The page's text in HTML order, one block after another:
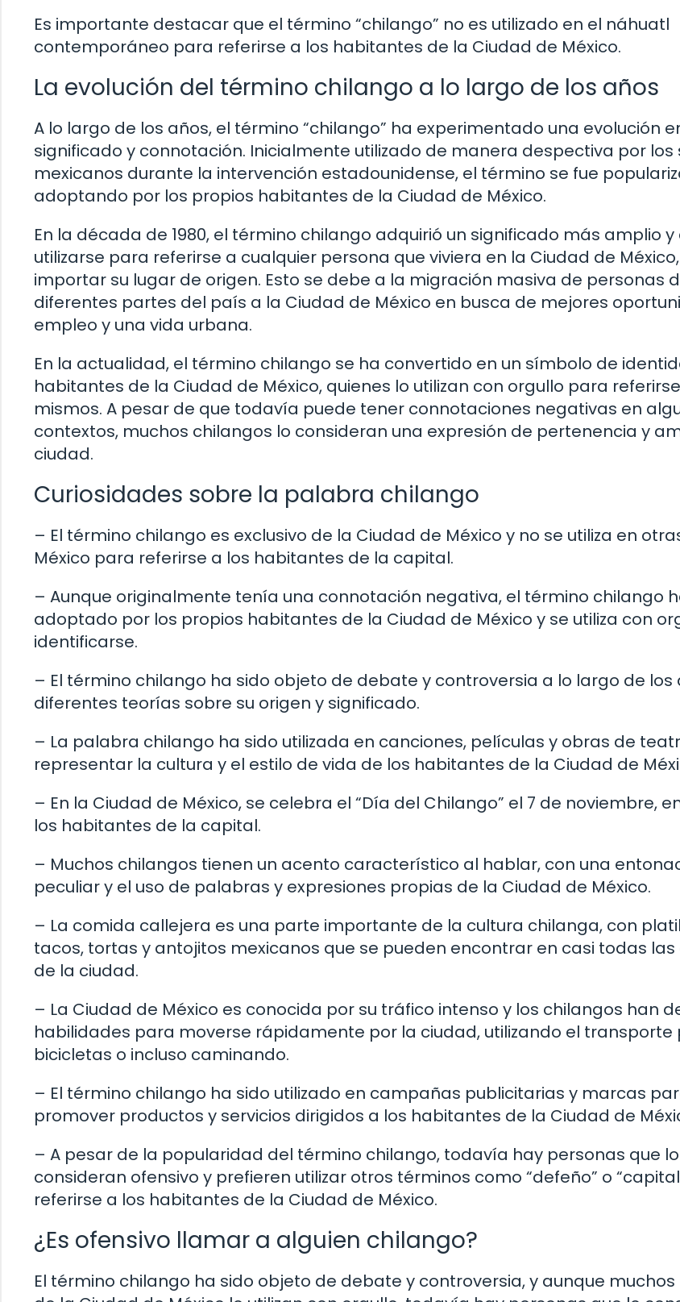
Es importante destacar que el término “chilango” no es utilizado en el náhuatl
contemporáneo para referirse a los habitantes de la Ciudad de México.
La evolución del término chilango a lo largo de los años
A lo largo de los años, el término “chilango” ha experimentado una evolución
significado y connotación. Inicialmente utilizado de manera despectiva por los
mexicanos durante la intervención estadounidense, el término se fue
adoptando por los propios habitantes de la Ciudad de México.
En la década de 1980, el término chilango adquirió un significado más amplio y
utilizarse para referirse a cualquier persona que viviera en la Ciudad de
importar su lugar de origen. Esto se debe a la migración masiva de personas
diferentes partes del país a la Ciudad de México en busca de mejores
empleo y una vida urbana.
En la actualidad, el término chilango se ha convertido en un símbolo de
habitantes de la Ciudad de México, quienes lo utilizan con orgullo para
mismos. A pesar de que todavía puede tener connotaciones negativas en
contextos, muchos chilangos lo consideran una expresión de pertenencia y
ciudad.
Curiosidades sobre la palabra chilango
– El término chilango es exclusivo de la Ciudad de México y no se utiliza en
México para referirse a los habitantes de la capital.
– Aunque originalmente tenía una connotación negativa, el término chilango
adoptado por los propios habitantes de la Ciudad de México y se utiliza con
identificarse.
– El término chilango ha sido objeto de debate y controversia a lo largo de los
diferentes teorías sobre su origen y significado.
– La palabra chilango ha sido utilizada en canciones, películas y obras de
representar la cultura y el estilo de vida de los habitantes de la Ciudad de
– En la Ciudad de México, se celebra el “Día del Chilango” el 7 de noviembre,
los habitantes de la capital.
– Muchos chilangos tienen un acento característico al hablar, con una
peculiar y el uso de palabras y expresiones propias de la Ciudad de México.
– La comida callejera es una parte importante de la cultura chilanga, con
tacos, tortas y antojitos mexicanos que se pueden encontrar en casi todas las
de la ciudad.
– La Ciudad de México es conocida por su tráfico intenso y los chilangos han
habilidades para moverse rápidamente por la ciudad, utilizando el transporte
bicicletas o incluso caminando.
– El término chilango ha sido utilizado en campañas publicitarias y marcas
promover productos y servicios dirigidos a los habitantes de la Ciudad de
– A pesar de la popularidad del término chilango, todavía hay personas que lo
consideran ofensivo y prefieren utilizar otros términos como “defeño” o
referirse a los habitantes de la Ciudad de México.
¿Es ofensivo llamar a alguien chilango?
El término chilango ha sido objeto de debate y controversia, y aunque